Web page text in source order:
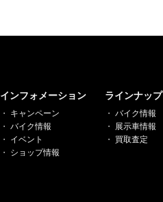
インフォメーション
キャンペーン
バイク情報
イベント
ショップ情報
ラインナップ
バイク情報
展示車情報
買取査定